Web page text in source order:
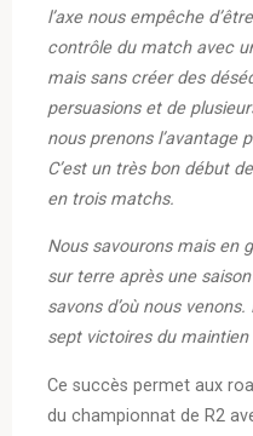
l’axe nous empêche
contrôle du match avec
mais sans créer des
persuasions et de
nous prenons l’avantage
C’est un très bon début
en trois matchs.
Nous savourons mais en
sur terre après une
savons d’où nous
sept victoires du maintien
Ce succès permet aux
du championnat de R2